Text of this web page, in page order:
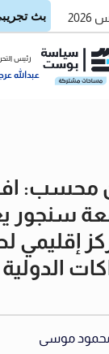
رئيس
عبدالله
محسب:
إقليمي
الدولية
موسى